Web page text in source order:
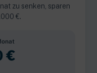
zu senken, sparen
€.
€